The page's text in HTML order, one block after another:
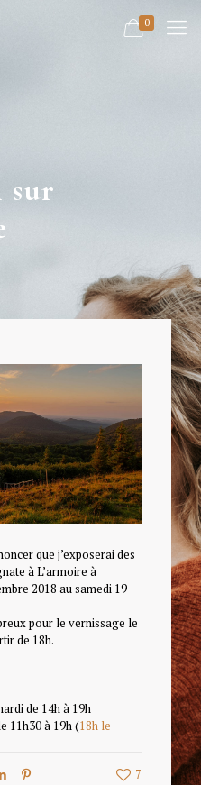
0
sur
que j’exposerai des
à L’armoire à
2018 au samedi 19
pour le vernissage le
de 18h.
de 14h à 19h
11h30 à 19h (18h le
7